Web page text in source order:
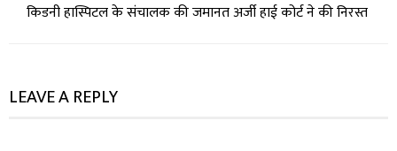
किडनी हास्पिटल के संचालक की जमानत अर्जी हाई कोर्ट ने की निरस्त
LEAVE A REPLY